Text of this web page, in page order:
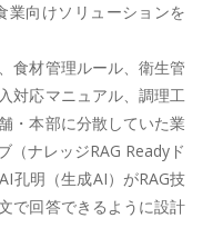
業向けソリューションを
食材管理ルール、衛生管
対応マニュアル、調理工
・本部に分散していた業
（ナレッジRAG Readyド
孔明（生成AI）がRAG技
で回答できるように設計